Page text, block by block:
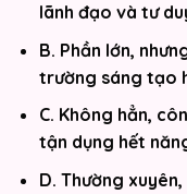
lãnh đạo và tư
B. Phần lớn,
trường sáng tạo
C. Không hẳn,
tận dụng hết
D. Thường